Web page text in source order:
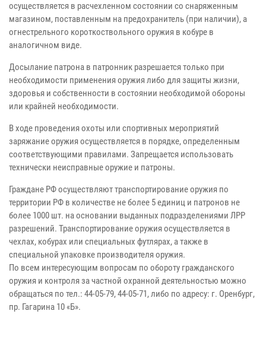
осуществляется в расчехленном состоянии со снаряженным
магазином, поставленным на предохранитель (при наличии), а
огнестрельного короткоствольного оружия в кобуре в
аналогичном виде.
Досылание патрона в патронник разрешается только при
необходимости применения оружия либо для защиты жизни,
здоровья и собственности в состоянии необходимой обороны
или крайней необходимости.
В ходе проведения охоты или спортивных мероприятий
заряжание оружия осуществляется в порядке, определенным
соответствующими правилами. Запрещается использовать
технически неисправные оружие и патроны.
Граждане РФ осуществляют транспортирование оружия по
территории РФ в количестве не более 5 единиц и патронов не
более 1000 шт. на основании выданных подразделениями ЛРР
разрешений. Транспортирование оружия осуществляется в
чехлах, кобурах или специальных футлярах, а также в
специальной упаковке производителя оружия.
По всем интересующим вопросам по обороту гражданского
оружия и контроля за частной охранной деятельностью можно
обращаться по тел.: 44-05-79, 44-05-71, либо по адресу: г. Оренбург,
пр. Гагарина 10 «Б».